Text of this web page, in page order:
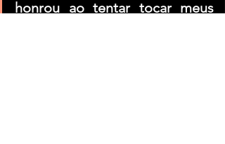
honrou ao tentar tocar meus